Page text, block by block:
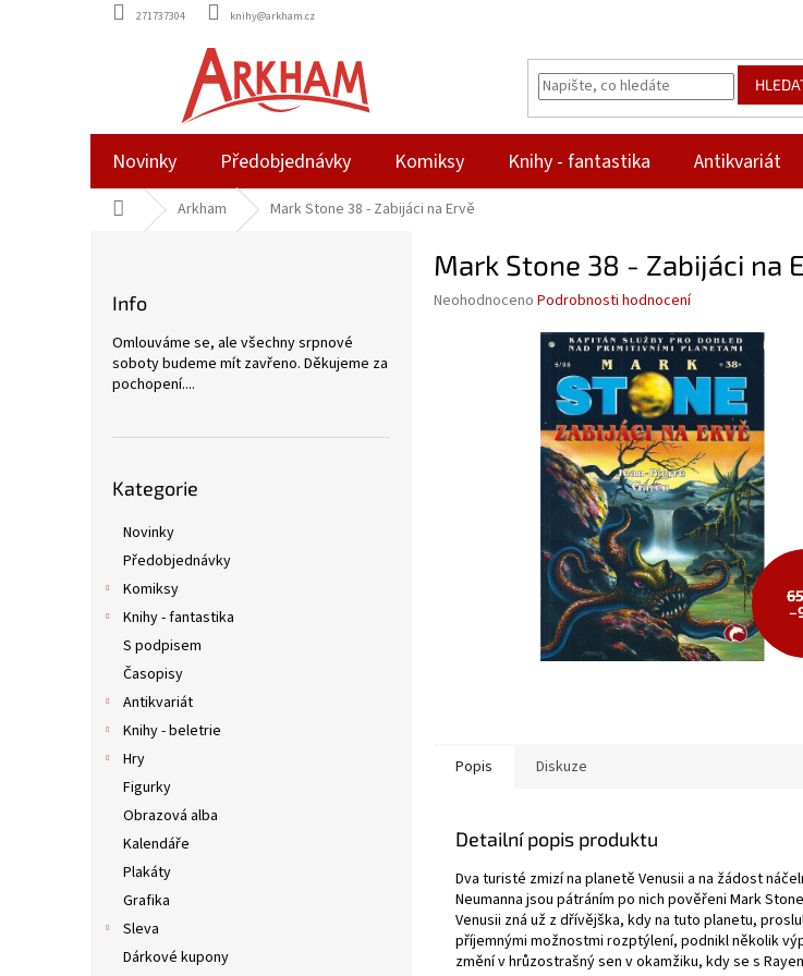
271737304 knihy@arkham.cz
Novinky Předobjednávky Komiksy Knihy - fantastika Antikvariát
Domů Arkham Mark Stone 38 - Zabijáci na Ervě
Info
Omlouváme se, ale všechny srpnové
soboty budeme mít zavřeno. Děkujeme za
pochopení....
kategorie
Kategorie
Novinky
Předobjednávky
Komiksy
Knihy - fantastika
S podpisem
Časopisy
Antikvariát
Knihy - beletrie
Hry
Figurky
Obrazová alba
Kalendáře
Plakáty
Grafika
Sleva
Dárkové kupony
Mark Stone 38 - Zabijáci na
Průměrné
Neohodnoceno Podrobnosti hodnocení
Popis Diskuze
Detailní popis produktu
Dva turisté zmizí na planetě Venusii a na žádost
Neumanna jsou pátráním po nich pověřeni Mark
Venusii zná už z dřívějška, kdy na tuto planetu,
příjemnými možnostmi rozptýlení, podnikl několik
změní v hrůzostrašný sen v okamžiku, kdy se s